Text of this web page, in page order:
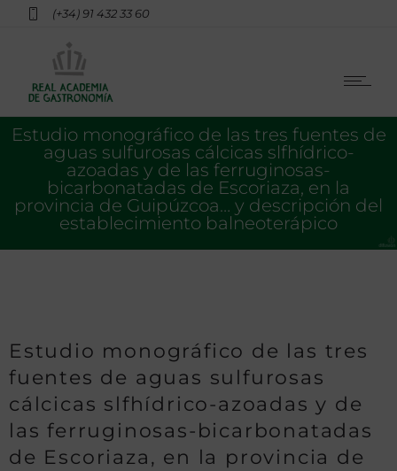
(+34) 91 432 33 60
Estudio monográfico de las tres fuentes de
aguas sulfurosas cálcicas slfhídrico-
azoadas y de las ferruginosas-
bicarbonatadas de Escoriaza, en la
provincia de Guipúzcoa… y descripción del
establecimiento balneoterápico
Estudio monográfico de las tres
fuentes de aguas sulfurosas
cálcicas slfhídrico-azoadas y de
las ferruginosas-bicarbonatadas
de Escoriaza, en la provincia de